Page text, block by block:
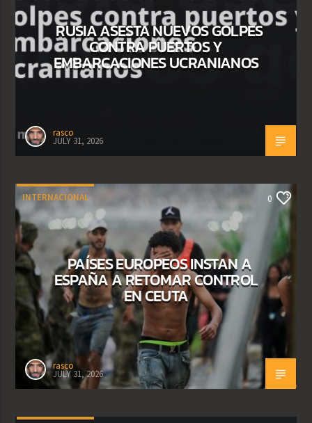
RUSIA ASESTA NUEVOS GOLPES
CONTRA PUERTOS Y
EMBARCACIONES UCRANIANOS
rasco
JULY 31, 2026
INTERNACIONAL 0
PAÍSES EUROPEOS INSTAN A
ESPAÑA A RETOMAR CONTROL
EN CEUTA
rasco
JULY 31, 2026